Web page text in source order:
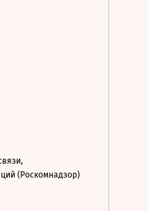
(Роскомнадзор)